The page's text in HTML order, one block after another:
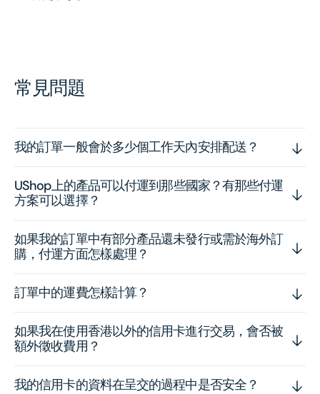
常見問題
我的訂單一般會於多少個工作天內安排配送？
UShop上的產品可以付運到那些國家？有那些付運
方案可以選擇？
如果我的訂單中有部分產品還未發行或需於海外訂
購，付運方面怎樣處理？
訂單中的運費怎樣計算？
如果我在使用香港以外的信用卡進行交易，會否被
額外徵收費用？
我的信用卡的資料在呈交的過程中是否安全？